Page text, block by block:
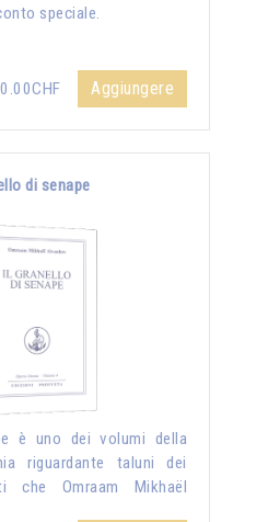
speciale.
Aggiungere
di senape
è uno dei volumi della
riguardante taluni dei
che Omraam Mikhaël